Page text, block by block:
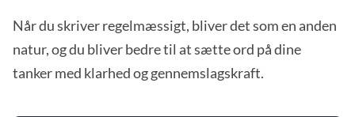
Når du skriver regelmæssigt, bliver det som en anden
natur, og du bliver bedre til at sætte ord på dine
tanker med klarhed og gennemslagskraft.